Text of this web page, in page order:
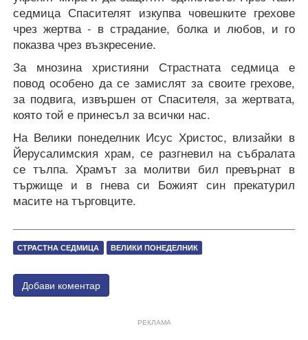
седмица Спасителят изкупва човешките грехове
чрез жертва - в страдание, болка и любов, и го
показва чрез възкресение.
За мнозина християни Страстната седмица е
повод особено да се замислят за своите грехове,
за подвига, извършен от Спасителя, за жертвата,
която той е принесъл за всички нас.
На Велики понеделник Исус Христос, влизайки в
Йерусалимския храм, се разгневил на събралата
се тълпа. Храмът за молитви бил превърнат в
тържище и в гнева си Божият син прекатурил
масите на търговците.
СТРАСТНА СЕДМИЦА ВЕЛИКИ ПОНЕДЕЛНИК
Добави коментар
РЕКЛАМА